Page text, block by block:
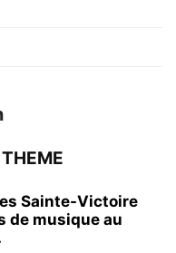
Sainte-Victoire
de musique au